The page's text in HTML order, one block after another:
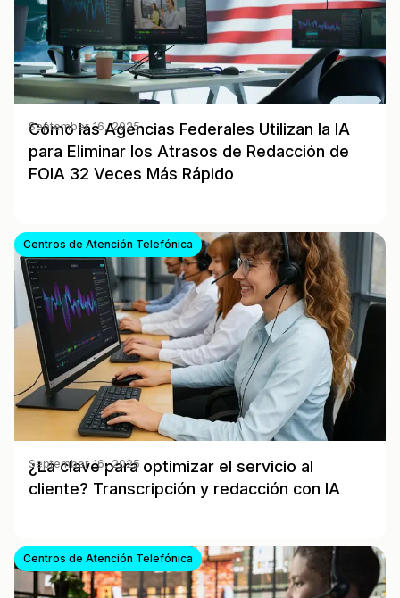
Cómo las Agencias Federales Utilizan la IA
para Eliminar los Atrasos de Redacción de
FOIA 32 Veces Más Rápido
September 16, 2025
Centros de Atención Telefónica
¿La clave para optimizar el servicio al
cliente? Transcripción y redacción con IA
September 16, 2025
Centros de Atención Telefónica